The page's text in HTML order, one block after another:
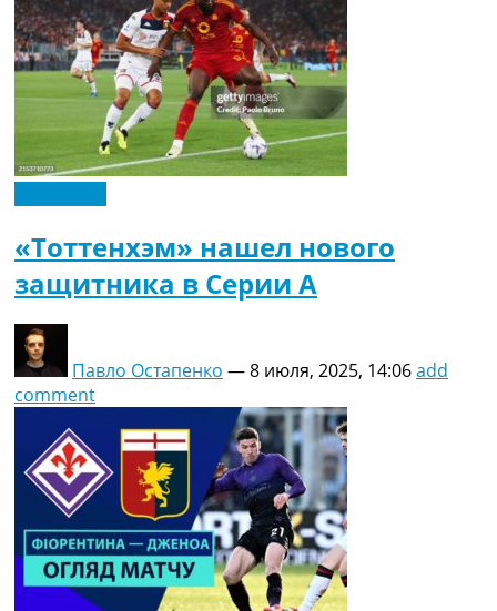
«Тоттенхэм» нашел нового
защитника в Серии А
Павло Остапенко —8 июля, 2025, 14:06add
comment